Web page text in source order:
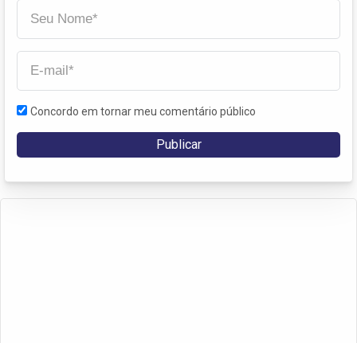
Concordo em tornar meu comentário público